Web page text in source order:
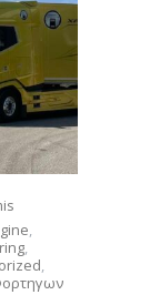
,
,
,